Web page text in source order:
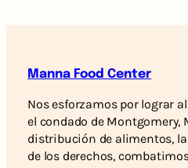
Manna Food Center
Nos esforzamos por lograr
el condado de Montgomery,
distribución de alimentos,
de los derechos,